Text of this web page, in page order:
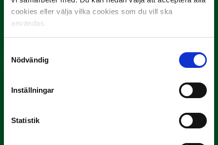
cookies eller välja vilka cookies som du vill ska
användas.
Nödvändig
Inställningar
Statistik
3 JULI
Rösta på Månadens Spelare i juni